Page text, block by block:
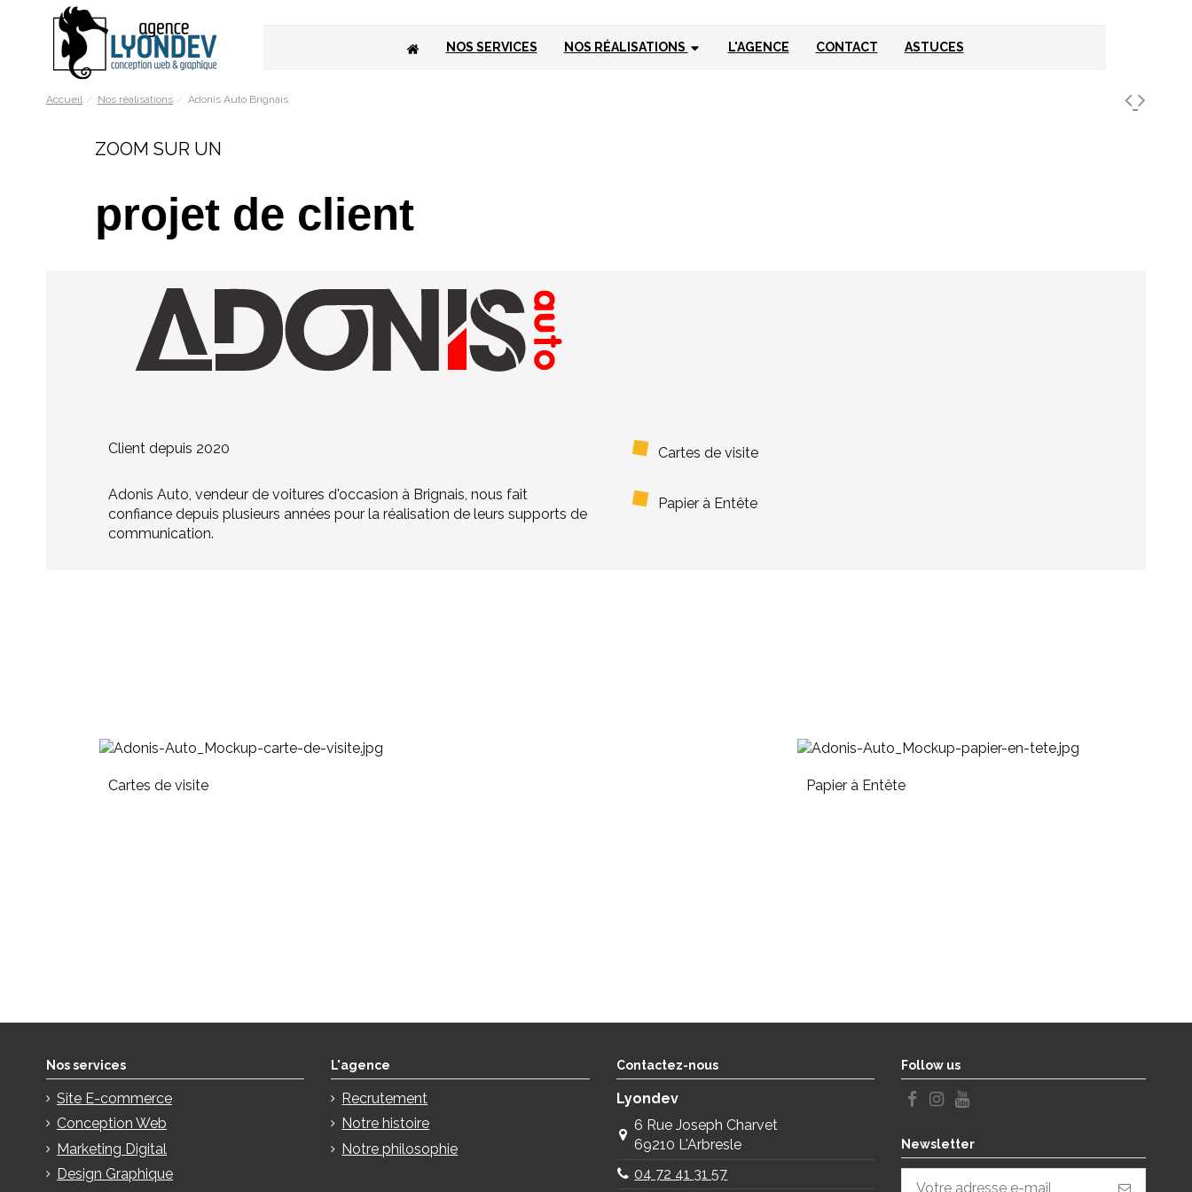
NOS SERVICES NOS RÉALISATIONS L'AGENCE CONTACT ASTUCES
Accueil Nos réalisations Adonis Auto Brignais
ZOOM SUR UN
projet de client
Client depuis 2020
Adonis Auto, vendeur de voitures d'occasion à Brignais, nous fait
confiance depuis plusieurs années pour la réalisation de leurs supports de
communication.
Cartes de visite
Papier à Entête
Cartes de visite Papier à Entête
Nos services
Site E-commerce
Conception Web
Marketing Digital
Design Graphique
L'agence
Recrutement
Notre histoire
Notre philosophie
Contactez-nous
Lyondev
6 Rue Joseph Charvet
69210 L'Arbresle
04 72 41 31 57
Follow us
Newsletter